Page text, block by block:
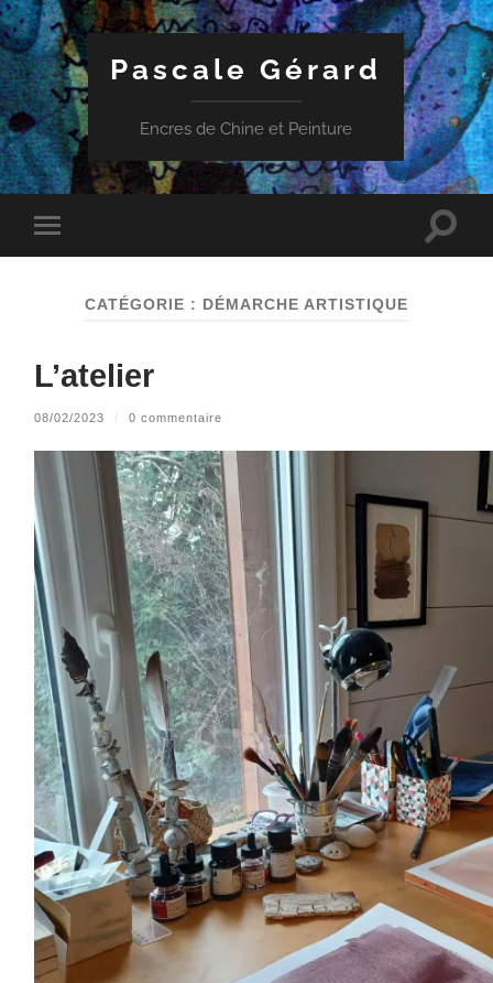
Pascale Gérard
Encres de Chine et Peinture
mobile
Toggle
CATÉGORIE : DÉMARCHE ARTISTIQUE
L’atelier
08/02/2023 / 0 commentaire